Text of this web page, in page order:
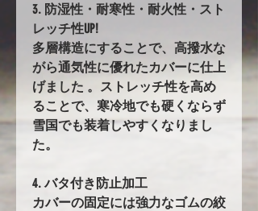
3. 防湿性・耐寒性・耐火性・スト
レッチ性UP!
多層構造にすることで、高撥水な
がら通気性に優れたカバーに仕上
げました 。ストレッチ性を高め
ることで、寒冷地でも硬くならず
雪国でも装着しやすくなりまし
た。
4. バタ付き防止加工
カバーの固定には強力なゴムの絞